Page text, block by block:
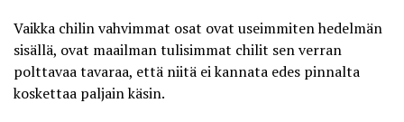
Vaikka chilin vahvimmat osat ovat useimmiten hedelmän
sisällä, ovat maailman tulisimmat chilit sen verran
polttavaa tavaraa, että niitä ei kannata edes pinnalta
koskettaa paljain käsin.